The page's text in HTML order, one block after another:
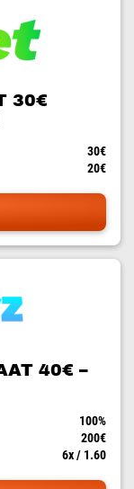
30€
30€
20€
40€ –
100%
200€
6x / 1.60